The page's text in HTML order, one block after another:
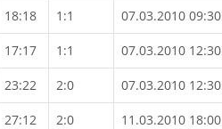
18:18 1:1 07.03.2010 09:30
17:17 1:1 07.03.2010 12:30
23:22 2:0 07.03.2010 12:30
27:12 2:0 11.03.2010 18:00